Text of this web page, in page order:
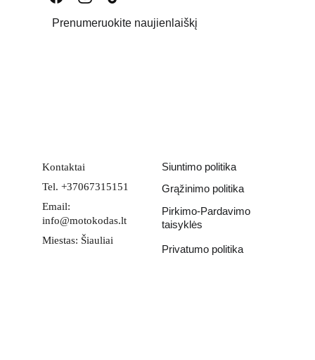
Prenumeruokite naujienlaiškį
Kontaktai
Tel. +37067315151
Email:
info@motokodas.lt
Miestas: Šiauliai
Siuntimo politika
Grąžinimo politika
Pirkimo-Pardavimo
taisyklės
Privatumo politika